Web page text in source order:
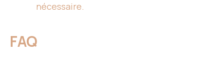
nécessaire.
FAQ